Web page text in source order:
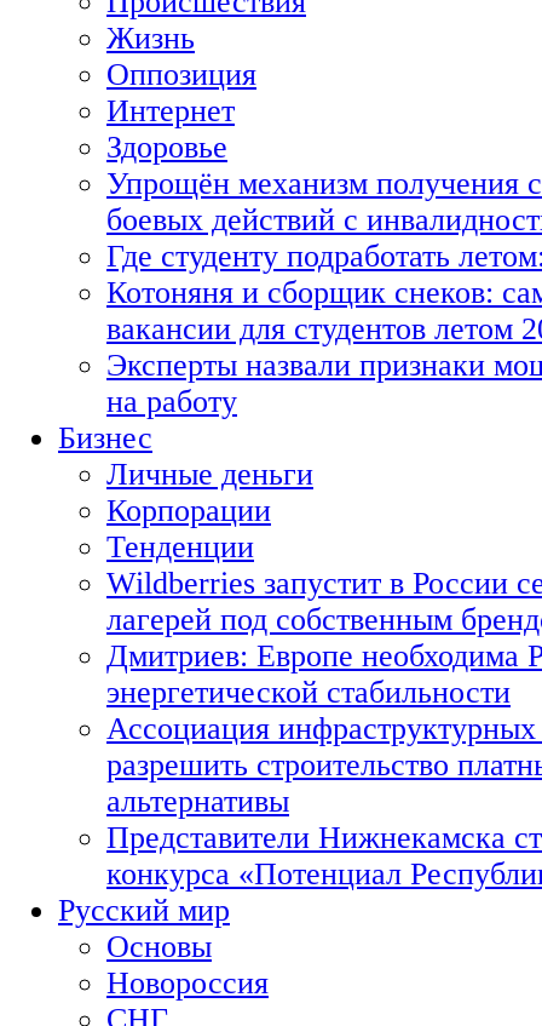
Жизнь
Оппозиция
Интернет
Здоровье
Упрощён механизм получения
боевых действий с
Где студенту подработать
Котоняня и сборщик снеков:
вакансии для студентов летом
Эксперты назвали признаки
на работу
Бизнес
Личные деньги
Корпорации
Тенденции
Wildberries запустит в России
лагерей под собственным
Дмитриев: Европе необходима
энергетической стабильности
Ассоциация
разрешить строительство
альтернативы
Представители Нижнекамска
конкурса «Потенциал
Русский мир
Основы
Новороссия